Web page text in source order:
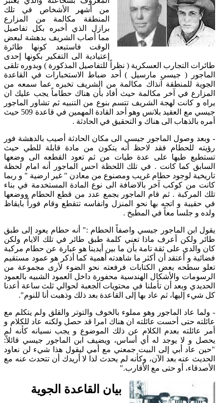
من أشهر الأشخاص في تلك
المنطقة مكالمة من المزارع
برازل الذي أخبره بكل تفاصيل
مما أصاب الشريف بدهشة لبعض
الوقت فاستبعد كونها طائرة
إعتيادية الى التفكير بكونها إحدى
طائرات التجارب العسكرية ( نظراً للتفاصيل المذكورة ) وبدوره تلقى
الماجور ( جيسي مارسيل ) أحد ضباط الاستخبارات في القاعدة
الجوية للمنطقة آنذاك مكالمة من الشريف تخبره عما سمعه من
المزارع في آخر مكالمة حيث أفاد بأن هناك حطاماً يجب عليك ان
يراه و كانت لهجة الشريف تتسم بنوع من التنبيه ثم تشاور الماجور
جيسي مع العقيد بلانس وهو أحد القادة المهمين في قاعدة 509 حيث
أمره بالذهاب الى هناك و التحقيق في الحادثة .
- وبعد وصول الماجور جيسي الى مكان الحادثة أصيب بالدهشة فور
رؤيته للحطام فقد لاحظ أنه يتكون من مادة قابلة للطي حيث
تستطيع طيها على عدة طيات من ثم تعود القطعه الى وضعها
السابق كما كانت . في تلك اللحظة احس الماجور أنه امام لحظة
تاريخية لوجود حطام غريب ومصنوع من معادن " غير ارضية " و ربما
كانت من كوكب آخر بالاضافة الى نوع المادة المستخدمة في بناء
تلك المركبة . ثم قام الماجور بجمع عدد من قطع الحطام ووضعها
في حقيبة و اتجه بها نحو المنزل وانفاسه تتقطع وقام فوراً بايقاظ
ولده و جلسا معاً في المطبخ .
يقول ابن الماجور جيسي واصفاً الحطام :" أنه حطام يعود إلى طبق
طائر ولكن أعرف ماذا تعني كلمة طبق طائر في تلك الايام ولكن
كان والدي على ثقة تامة بأن ما بين أيدينا هو عبارة عن حطام مركبة
فضائية و أعتقد أن أكثر ما شاهدته أهمية كما أذكر هو عمود مستقيم
تعلو سطحه بعض الكتابات فرفعته نحو الضوء لأرى مجموعة من
الرسومات والأشكال الهندسية محفورة داخل العمود الشبيه بالعمود
الحديدي وبعد أن تأملنا في محتويات الجعبة لحوالي ثلث ساعة أعدنا
كل شيء إليها، ثم عاد بها إلى القاعدة بعد ذلك وذهبت أنا للنوم".
- ولما عاد الماجور وهو مملوء بالخوف والتوتر والقلق ولم يتكلم مع
عائلته حتى أحست عائلته ان هناك امرا قد حصل ولكنه عاد للكلام و
أمر عائلته بعدم الكلام عن ذلك الموضوع و يجب نسيانه كأنه لم
يحصل و لا يوجد له أي أساس، ويضيف ابن الماجور جيسي قائلاً:
"حين عاد أبي إلى البيت جمعني مع أمي ليقول هذا شيء لن نعاود
الحديث عنه بعد الآن، وكأنه لم يحدث لذا لا أريدك أن تتحدث عنه مع
الأصدقاء، أو حتى مع الأقارب."
بيان القاعدة الجوية